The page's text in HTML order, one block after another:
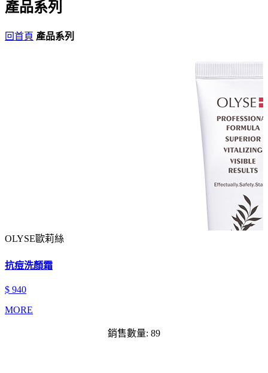
產品系列
回首頁 產品系列
OLYSE歐莉絲
抗痘洗顏霜
$ 940
MORE
銷售數量: 89